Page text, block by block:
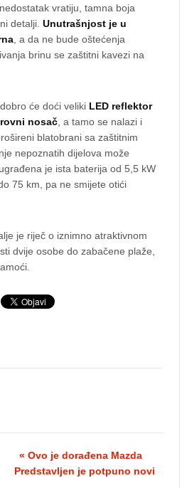
vratiju, tamna boja
detalji. Unutrašnjost je u
, a da ne bude oštećenja
brinu se zaštitni kavezi na
će doći veliki LED reflektor
nosač , a tamo se nalazi i
blatobrani sa zaštitnim
nepoznatih dijelova može
je ista baterija od 5,5 kW
75 km, pa ne smijete otići
je riječ o iznimno atraktivnom
dvije osobe do zabačene plaže,
« Ovo je dorađena Mazda
Predstavljen je potpuno novi